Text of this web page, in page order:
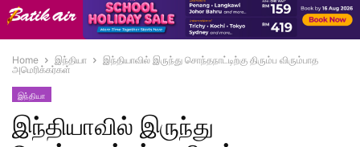
Home இந்தியா
இந்தியாவில் இருந்து சொந்தநாட்டிற்கு திரும்ப விரும்பாத
அமெரிக்கர்கள்
இந்தியா
இந்தியாவில் இருந்து